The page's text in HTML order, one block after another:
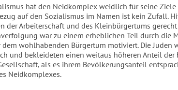
hat den Neidkomplex weidlich für seine Ziele
auf den Sozialismus im Namen ist kein Zufall.
der Arbeiterschaft und des Kleinbürgertums
war zu einem erheblichen Teil durch die
wohlhabenden Bürgertum motiviert. Die Juden
und bekleideten einen weitaus höheren Anteil der
als es ihrem Bevölkerungsanteil
Neidkomplexes.